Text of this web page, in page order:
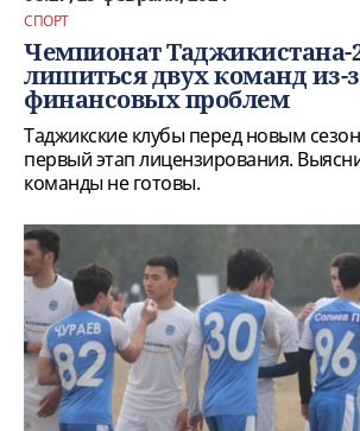
СПОРТ
Чемпионат Таджикистана-
лишиться двух команд из-
финансовых проблем
Таджикские клубы перед новым
первый этап лицензирования.
команды не готовы.